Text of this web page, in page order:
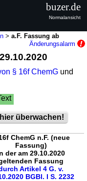
>a.F. Fassung ab
Änderungsalarm
§ 16f ChemG und
überwachen!
ChemG n.F. (neue
Fassung)
der am 29.10.2020
Fassung
Artikel 4 G. v.
BGBl. I S. 2232
buzer.de
Normalansicht